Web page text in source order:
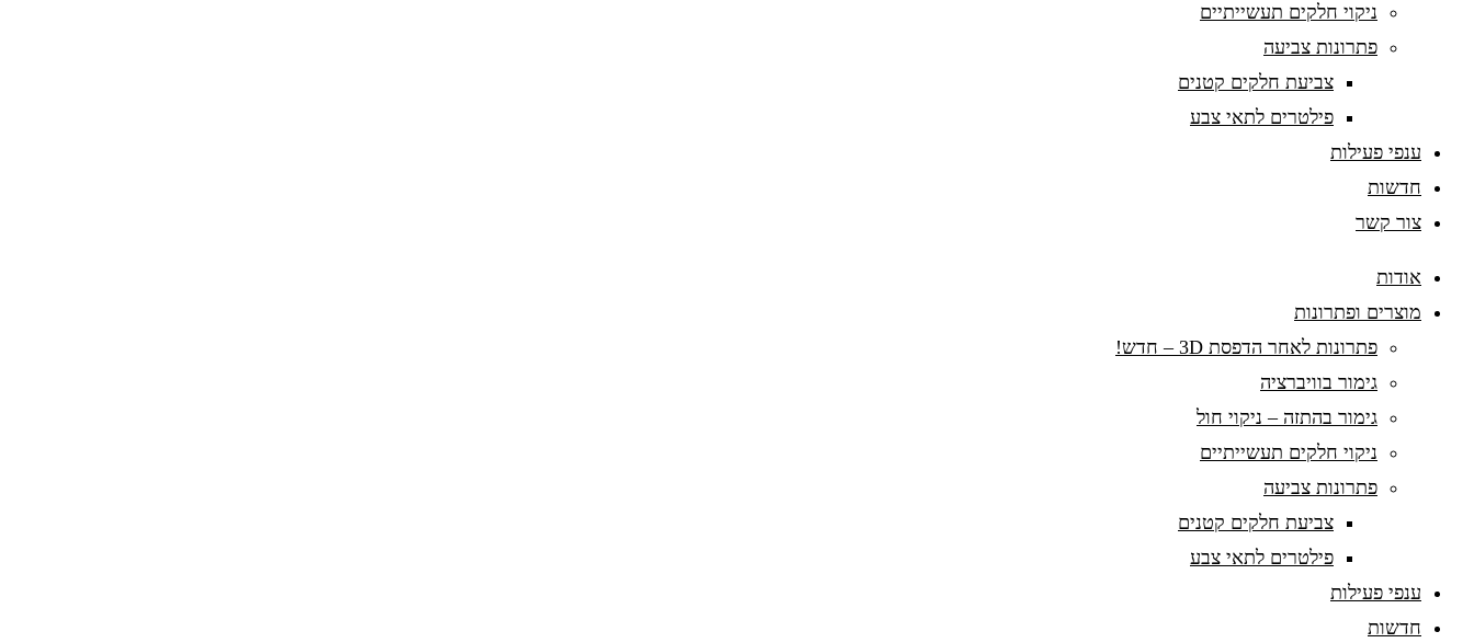
ניקוי חלקים תעשייתיים
פתרונות צביעה
צביעת חלקים קטנים
פילטרים לתאי צבע
ענפי פעילות
חדשות
צור קשר
אודות
מוצרים ופתרונות
פתרונות לאחר הדפסת 3D – חדש!
גימור בוויברציה
גימור בהתזה – ניקוי חול
ניקוי חלקים תעשייתיים
פתרונות צביעה
צביעת חלקים קטנים
פילטרים לתאי צבע
ענפי פעילות
חדשות